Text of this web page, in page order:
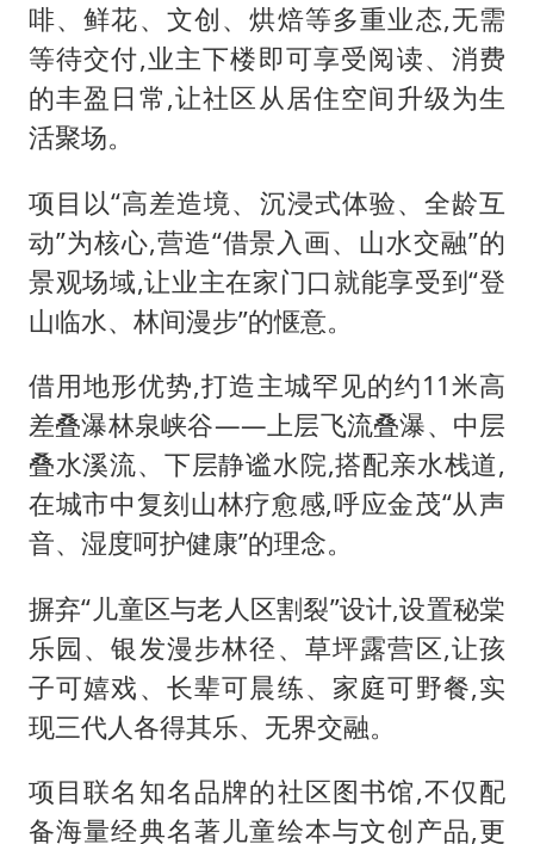
啡、鲜花、文创、烘焙等多重业态,无需
等待交付,业主下楼即可享受阅读、消费
的丰盈日常,让社区从居住空间升级为生
活聚场。
项目以“高差造境、沉浸式体验、全龄互
动”为核心,营造“借景入画、山水交融”的
景观场域,让业主在家门口就能享受到“登
山临水、林间漫步”的惬意。
借用地形优势,打造主城罕见的约11米高
差叠瀑林泉峡谷——上层飞流叠瀑、中层
叠水溪流、下层静谧水院,搭配亲水栈道,
在城市中复刻山林疗愈感,呼应金茂“从声
音、湿度呵护健康”的理念。
摒弃“儿童区与老人区割裂”设计,设置秘棠
乐园、银发漫步林径、草坪露营区,让孩
子可嬉戏、长辈可晨练、家庭可野餐,实
现三代人各得其乐、无界交融。
项目联名知名品牌的社区图书馆,不仅配
备海量经典名著儿童绘本与文创产品,更